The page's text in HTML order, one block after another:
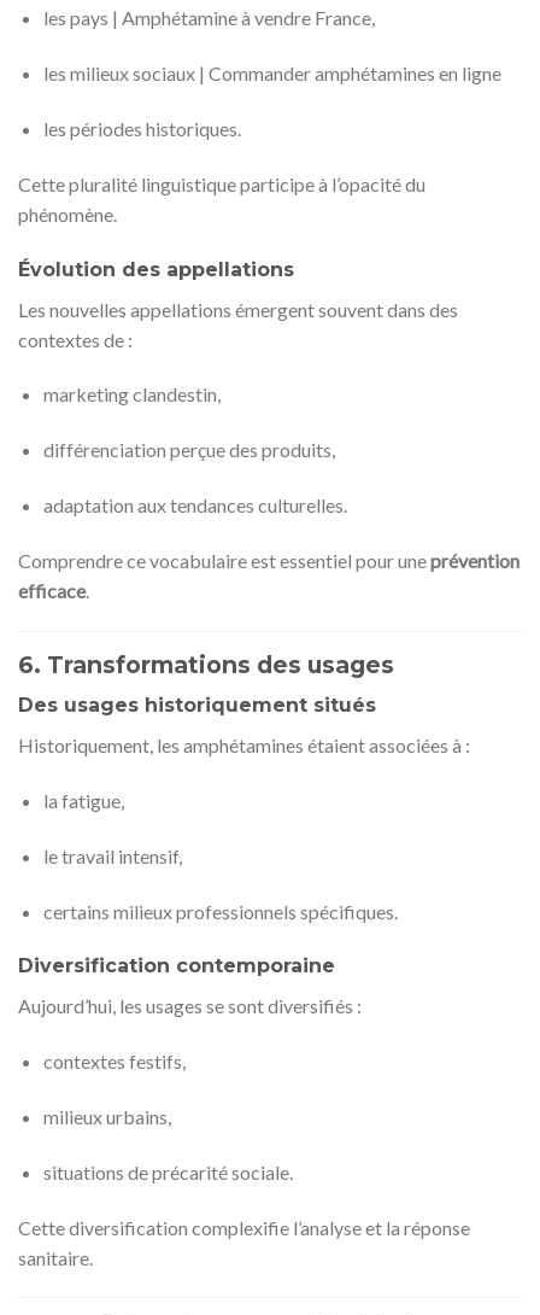
les pays | Amphétamine à vendre France,
les milieux sociaux | Commander amphétamines en ligne
les périodes historiques.
Cette pluralité linguistique participe à l’opacité du
phénomène.
Évolution des appellations
Les nouvelles appellations émergent souvent dans des
contextes de :
marketing clandestin,
différenciation perçue des produits,
adaptation aux tendances culturelles.
Comprendre ce vocabulaire est essentiel pour uneprévention
efficace.
6. Transformations des usages
Des usages historiquement situés
Historiquement, les amphétamines étaient associées à :
la fatigue,
le travail intensif,
certains milieux professionnels spécifiques.
Diversification contemporaine
Aujourd’hui, les usages se sont diversifiés :
contextes festifs,
milieux urbains,
situations de précarité sociale.
Cette diversification complexifie l’analyse et la réponse
sanitaire.